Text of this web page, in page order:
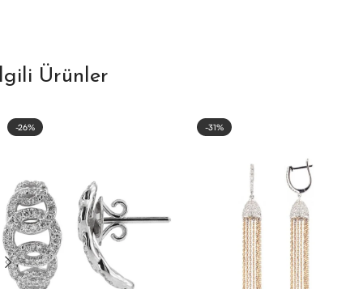
Ürünler
-26% -31%